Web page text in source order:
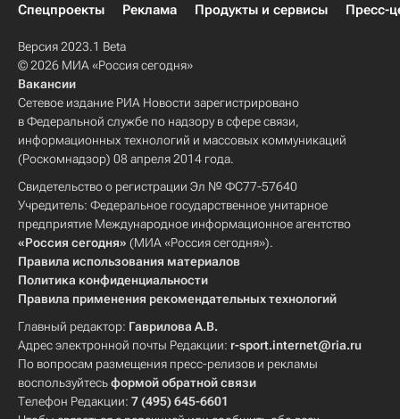
Спецпроекты
Реклама Продукты и сервисы Пресс-
Версия 2023.1 Beta
© 2026 МИА «Россия сегодня»
Вакансии
Сетевое издание РИА Новости зарегистрировано
в Федеральной службе по надзору в сфере связи,
информационных технологий и массовых коммуникаций
(Роскомнадзор) 08 апреля 2014 года.
Свидетельство о регистрации Эл № ФС77-57640
Учредитель: Федеральное государственное унитарное
предприятие Международное информационное агентство
«Россия сегодня» (МИА «Россия сегодня»).
Правила использования материалов
Политика конфиденциальности
Правила применения рекомендательных технологий
Главный редактор: Гаврилова А.В.
Адрес электронной почты Редакции: r-sport.internet@ria.ru
По вопросам размещения пресс-релизов и рекламы
воспользуйтесьформой обратной связи
Телефон Редакции: 7 (495) 645-6601